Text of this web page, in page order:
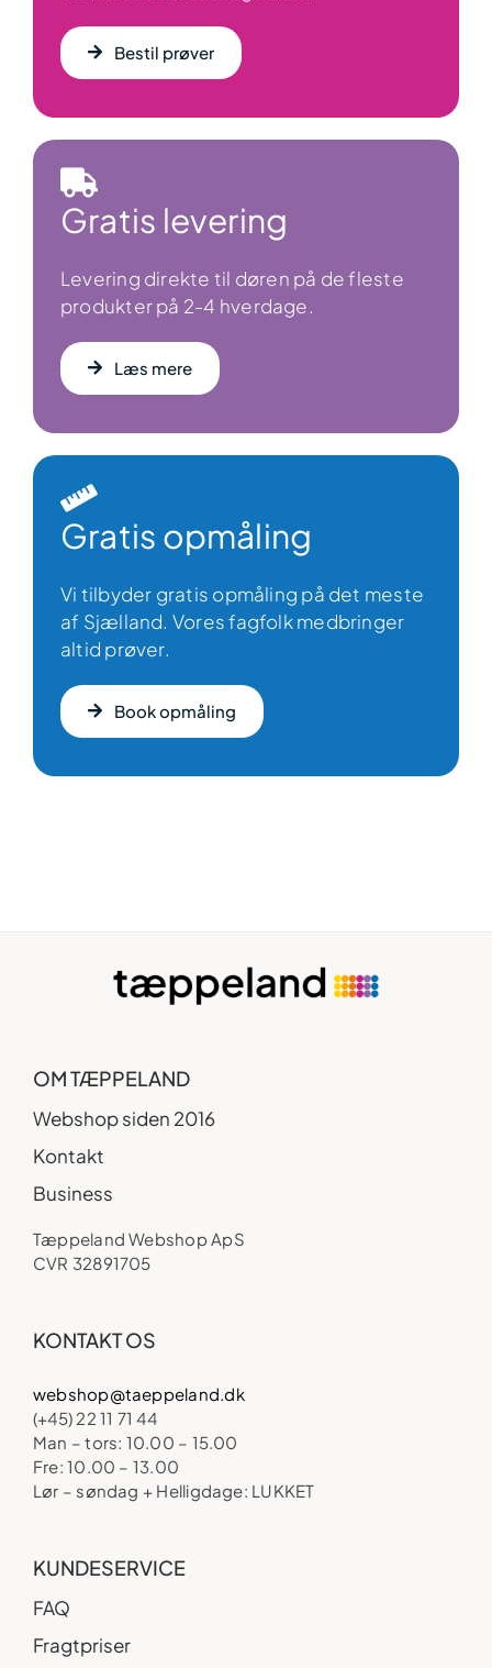
Bestil prøver
Gratis levering
Levering direkte til døren på de fleste
produkter på 2-4 hverdage.
Læs mere
Gratis opmåling
Vi tilbyder gratis opmåling på det meste
af Sjælland. Vores fagfolk medbringer
altid prøver.
Book opmåling
OM TÆPPELAND
Webshop siden 2016
Kontakt
Business
Tæppeland Webshop ApS
CVR 32891705
KONTAKT OS
webshop@taeppeland.dk
(+45) 22 11 71 44
Man – tors: 10.00 – 15.00
Fre: 10.00 – 13.00
Lør – søndag + Helligdage: LUKKET
KUNDESERVICE
FAQ
Fragtpriser